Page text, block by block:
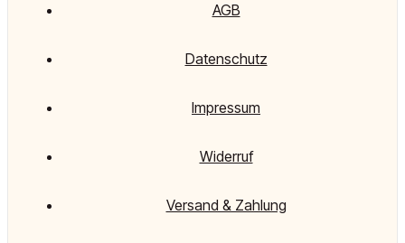
AGB
Datenschutz
Impressum
Widerruf
Versand & Zahlung